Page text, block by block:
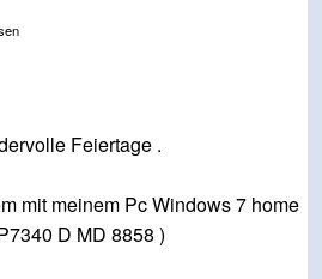
Feiertage .
mit meinem Pc Windows 7 home
D MD 8858 )